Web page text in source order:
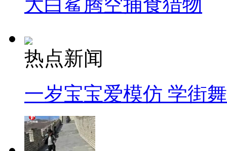
热点新闻
一岁宝宝爱模仿 学街